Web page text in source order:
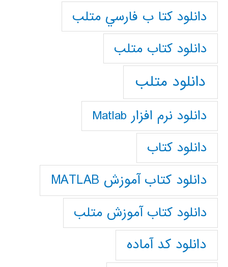
دانلود كتا ب فارسي متلب
دانلود كتاب متلب
دانلود متلب
دانلود نرم افزار Matlab
دانلود کتاب
دانلود کتاب آموزش MATLAB
دانلود کتاب آموزش متلب
دانلود کد آماده